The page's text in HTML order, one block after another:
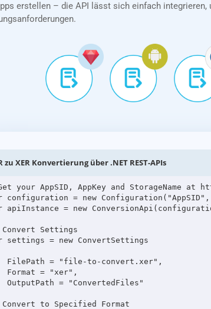
erstellen – die API lässt sich einfach
zu XER Konvertierung über .NET REST-APIs
your AppSID, AppKey and StorageName
configuration = new Configuration("AppSID",
apiInstance = new
Settings
settings = new ConvertSettings
to Specified Format